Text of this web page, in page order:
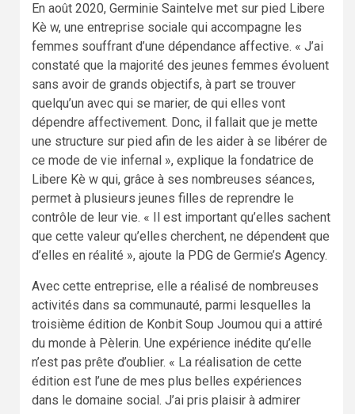
En août 2020, Germinie Saintelve met sur pied Libere
Kè w, une entreprise sociale qui accompagne les
femmes souffrant d’une dépendance affective. « J’ai
constaté que la majorité des jeunes femmes évoluent
sans avoir de grands objectifs, à part se trouver
quelqu’un avec qui se marier, de qui elles vont
dépendre affectivement. Donc, il fallait que je mette
une structure sur pied afin de les aider à se libérer de
ce mode de vie infernal », explique la fondatrice de
Libere Kè w qui, grâce à ses nombreuses séances,
permet à plusieurs jeunes filles de reprendre le
contrôle de leur vie. « Il est important qu’elles sachent
que cette valeur qu’elles cherchent, ne dépendent que
d’elles en réalité », ajoute la PDG de Germie’s Agency.
Avec cette entreprise, elle a réalisé de nombreuses
activités dans sa communauté, parmi lesquelles la
troisième édition de Konbit Soup Joumou qui a attiré
du monde à Pèlerin. Une expérience inédite qu’elle
n’est pas prête d’oublier. « La réalisation de cette
édition est l’une de mes plus belles expériences
dans le domaine social. J’ai pris plaisir à admirer